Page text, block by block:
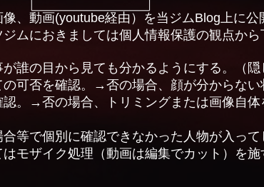
、動画(youtube経由）を当ジムBlog上に公
ムにおきましては個人情報保護の観点から
誰の目から見ても分かるようにする。
（
の可否を確認。→否の場合、顔が分からな
。→否の場合、トリミングまたは画像自
合等で個別に確認できなかった人物が入っ
はモザイク処理（動画は編集でカット）を